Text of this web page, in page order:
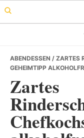
Skip
to
Skip
to
Skip
to
ABENDESSEN / ZARTES
GEHEIMTIPP
Zartes